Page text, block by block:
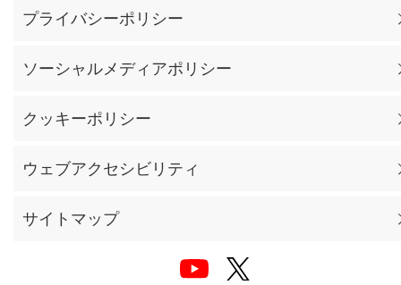
プライバシーポリシー
ソーシャルメディアポリシー
クッキーポリシー
ウェブアクセシビリティ
サイトマップ